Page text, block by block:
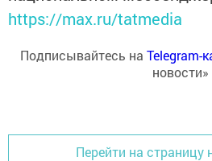
https://max.ru/tatmedia
Подписывайтесь на Telegram-
новости»
Перейти на страницу